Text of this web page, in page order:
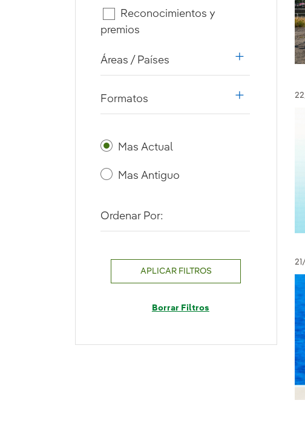
Reconocimientos y
premios
Áreas / Países
Formatos
Ordenar Por:
Mas Actual
Mas Antiguo
APLICAR FILTROS
Borrar Filtros